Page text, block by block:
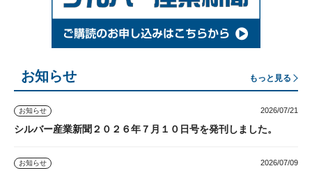
お知らせ もっと見る
お知らせ 2026/07/21
シルバー産業新聞２０２６年７月１０日号を発刊しました。
お知らせ 2026/07/09